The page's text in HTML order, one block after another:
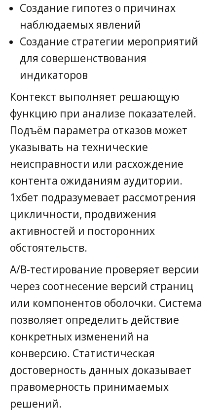
Создание гипотез о причинах
наблюдаемых явлений
Создание стратегии мероприятий
для совершенствования
индикаторов
Контекст выполняет решающую
функцию при анализе показателей.
Подъём параметра отказов может
указывать на технические
неисправности или расхождение
контента ожиданиям аудитории.
1хбет подразумевает рассмотрения
цикличности, продвижения
активностей и посторонних
обстоятельств.
A/B-тестирование проверяет версии
через соотнесение версий страниц
или компонентов оболочки. Система
позволяет определить действие
конкретных изменений на
конверсию. Статистическая
достоверность данных доказывает
правомерность принимаемых
решений.